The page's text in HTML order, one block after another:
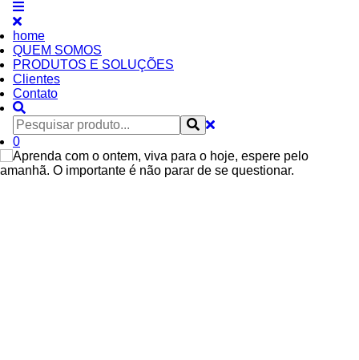
home
QUEM SOMOS
PRODUTOS E SOLUÇÕES
Clientes
Contato
0